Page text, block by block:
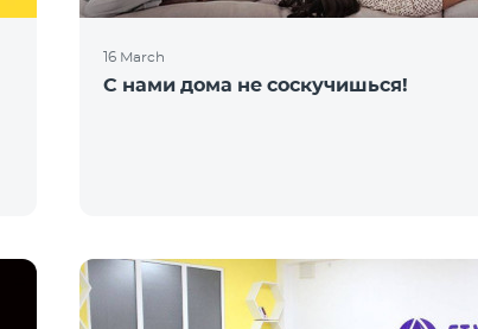
16 March
С нами дома не соскучишься!